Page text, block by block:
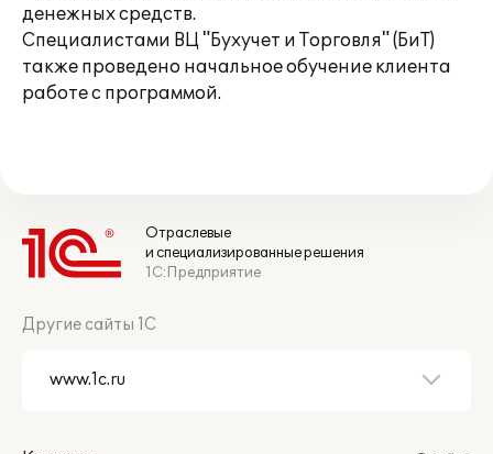
денежных средств.
Специалистами ВЦ "Бухучет и Торговля" (БиТ)
также проведено начальное обучение клиента
работе с программой.
Отраслевые
и специализированные решения
1С:Предприятие
Другие сайты 1С